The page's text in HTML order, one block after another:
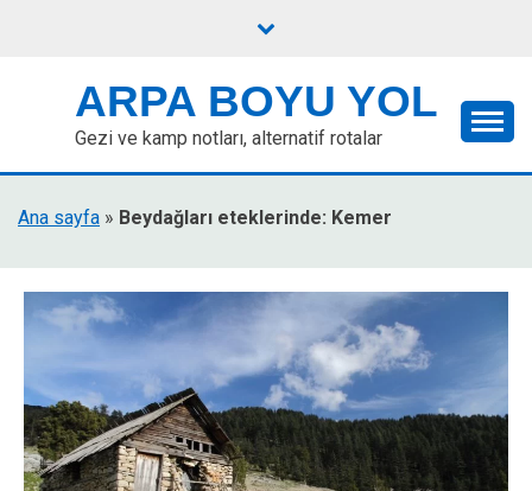
ARPA BOYU YOL
Gezi ve kamp notları, alternatif rotalar
Ana sayfa » Beydağları eteklerinde: Kemer